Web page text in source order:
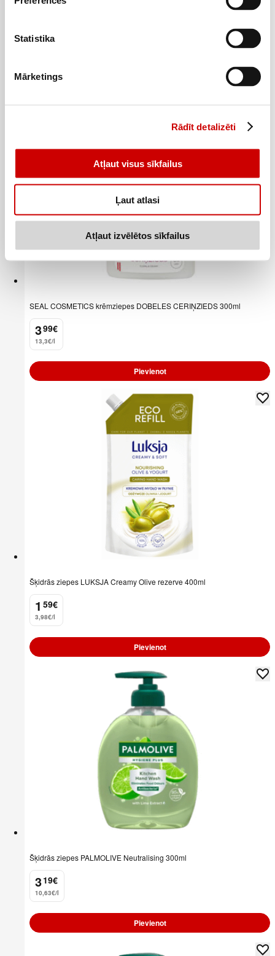
Statistika
Mārketings
Rādīt detalizēti
Atļaut visus sīkfailus
Ļaut atlasi
Atļaut izvēlētos sīkfailus
SEAL COSMETICS krēmziepes DOBELES CERIŅZIEDS 300ml
3
. 99€
13,3€/l
Pievienot
Šķidrās ziepes LUKSJA Creamy Olive rezerve 400ml
1
. 59€
3,98€/l
Pievienot
Šķidrās ziepes PALMOLIVE Neutralising 300ml
3
. 19€
10,63€/l
Pievienot